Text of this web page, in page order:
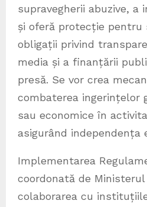
supravegherii abuzive, a
și oferă protecție pentru
obligații privind
media și a finanțării
presă. Se vor crea
combaterea ingerințelor
sau economice în
asigurând independența
Implementarea
coordonată de
colaborarea cu